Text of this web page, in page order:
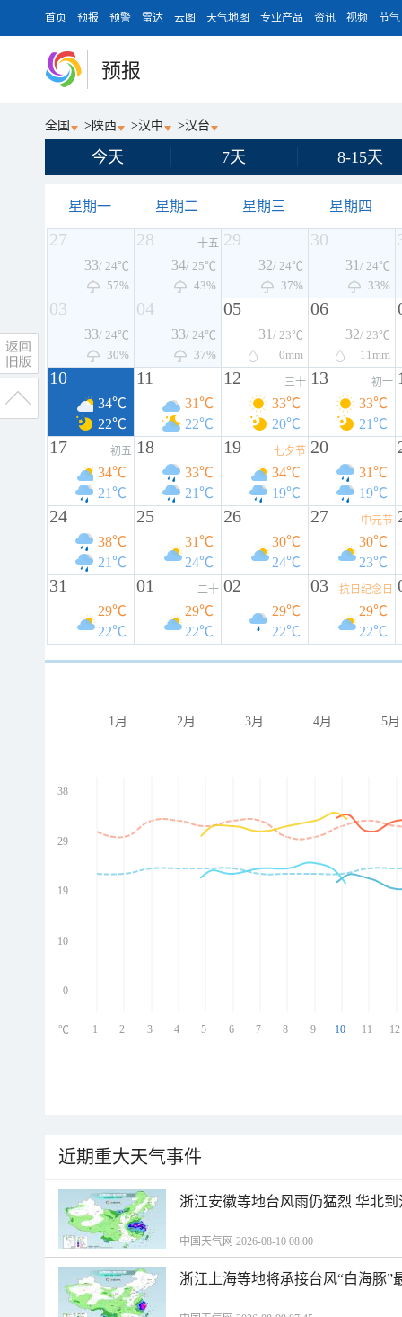
首页 预报 预警 雷达 云图 天气地图 专业产品 资讯 视频 节气
预报
全国 > 陕西 >汉中 >汉台
今天 7天 8-15天
星期一 星期二 星期三 星期四
27
33/ 24℃
57%
28 十五
34/ 25℃
43%
29
32/ 24℃
37%
30
31 / 24℃
33%
03
33/ 24℃
30%
04
33/ 24℃
37%
05
31 / 23℃
0mm
06
32/ 23℃
11mm
10
34℃
22℃
11
31℃
22℃
12 三十
33℃
20℃
13 初一
33℃
21℃
17 初五
34℃
21℃
18
33℃
21℃
19 七夕节
34℃
19℃
20
31℃
19℃
24
38℃
21℃
25
31℃
24℃
26
30℃
24℃
27 中元节
30℃
23℃
31
29℃
22℃
01 二十
29℃
22℃
02
29℃
22℃
03 抗日纪念日
29℃
22℃
1月 2月 3月 4月 5月
38
29
19
10
0
1 2 3 4 5 6 7 8 9 10 11 12
℃
近期重大天气事件
浙江安徽等地台风雨仍猛烈 华北
中国天气网 2026-08-10 08:00
浙江上海等地将承接台风“白海豚”